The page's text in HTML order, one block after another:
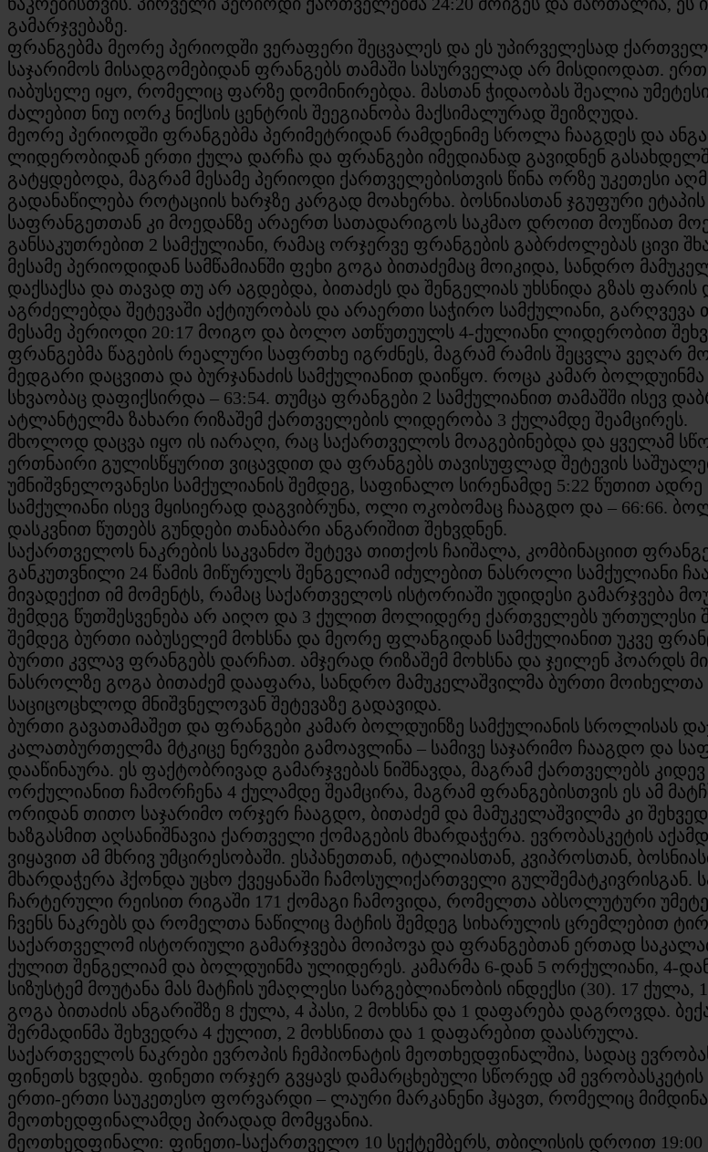
გამარჯვებაზე.
ფრანგებმა მეორე პერიოდში ვერაფერი შეცვალეს და ეს უპირველესად
საჯარიმოს მისადგომებიდან ფრანგებს თამაში სასურველად არ მისდიოდათ.
იაბუსელე იყო, რომელიც ფარზე დომინირებდა. მასთან ჭიდაობას შეალია
ძალებით ნიუ იორკ ნიქსის ცენტრის შეეგიანობა მაქსიმალურად შეიზღუდა.
მეორე პერიოდში ფრანგებმა პერიმეტრიდან რამდენიმე სროლა ჩააგდეს და
ლიდერობიდან ერთი ქულა დარჩა და ფრანგები იმედიანად გავიდნენ
გატყდებოდა, მაგრამ მესამე პერიოდი ქართველებისთვის წინა ორზე უკეთესი
გადანაწილება როტაციის ხარჯზე კარგად მოახერხა. ბოსნიასთან ჯგუფური
საფრანგეთთან კი მოედანზე არაერთ სათადარიგოს საკმაო დროით მოუწიათ
განსაკუთრებით 2 სამქულიანი, რამაც ორჯერვე ფრანგების გაბრძოლებას ცივი
მესამე პერიოდიდან სამწამიანში ფეხი გოგა ბითაძემაც მოიკიდა, სანდრო
დაქსაქსა და თავად თუ არ აგდებდა, ბითაძეს და შენგელიას უხსნიდა გზას
აგრძელებდა შეტევაში აქტიურობას და არაერთი საჭირო სამქულიანი,
მესამე პერიოდი 20:17 მოიგო და ბოლო ათწუთეულს 4-ქულიანი ლიდერობით
ფრანგებმა წაგების რეალური საფრთხე იგრძნეს, მაგრამ რამის შეცვლა ვეღარ
მედგარი დაცვითა და ბურჯანაძის სამქულიანით დაიწყო. როცა კამარ
სხვაობაც დაფიქსირდა – 63:54. თუმცა ფრანგები 2 სამქულიანით თამაშში ისევ
ატლანტელმა ზახარი რიზაშემ ქართველების ლიდერობა 3 ქულამდე შეამცირეს.
მხოლოდ დაცვა იყო ის იარაღი, რაც საქართველოს მოაგებინებდა და ყველამ
ერთნაირი გულისწყურით ვიცავდით და ფრანგებს თავისუფლად შეტევის
უმნიშვნელოვანესი სამქულიანის შემდეგ, საფინალო სირენამდე 5:22 წუთით
სამქულიანი ისევ მყისიერად დაგვიბრუნა, ოლი ოკობომაც ჩააგდო და – 66:66.
დასკვნით წუთებს გუნდები თანაბარი ანგარიშით შეხვდნენ.
საქართველოს ნაკრების საკვანძო შეტევა თითქოს ჩაიშალა, კომბინაციით
განკუთვნილი 24 წამის მიწურულს შენგელიამ იძულებით ნასროლი სამქულიანი
მივადექით იმ მომენტს, რამაც საქართველოს ისტორიაში უდიდესი გამარჯვება
შემდეგ წუთშესვენება არ აიღო და 3 ქულით მოლიდერე ქართველებს ურთულესი
შემდეგ ბურთი იაბუსელემ მოხსნა და მეორე ფლანგიდან სამქულიანით უკვე
ბურთი კვლავ ფრანგებს დარჩათ. ამჯერად რიზაშემ მოხსნა და ჯეილენ ჰოარდს
ნასროლზე გოგა ბითაძემ დააფარა, სანდრო მამუკელაშვილმა ბურთი
საციცოცხლოდ მნიშვნელოვან შეტევაზე გადავიდა.
ბურთი გავათამაშეთ და ფრანგები კამარ ბოლდუინზე სამქულიანის სროლისას
კალათბურთელმა მტკიცე ნერვები გამოავლინა – სამივე საჯარიმო ჩააგდო და
დააწინაურა. ეს ფაქტობრივად გამარჯვებას ნიშნავდა, მაგრამ ქართველებს
ორქულიანით ჩამორჩენა 4 ქულამდე შეამცირა, მაგრამ ფრანგებისთვის ეს ამ
ორიდან თითო საჯარიმო ორჯერ ჩააგდო, ბითაძემ და მამუკელაშვილმა კი
ხაზგასმით აღსანიშნავია ქართველი ქომაგების მხარდაჭერა. ევრობასკეტის
ვიყავით ამ მხრივ უმცირესობაში. ესპანეთთან, იტალიასთან, კვიპროსთან,
მხარდაჭერა ჰქონდა უცხო ქვეყანაში ჩამოსულიქართველი
ჩარტერული რეისით რიგაში 171 ქომაგი ჩამოვიდა, რომელთა აბსოლუტური
ჩვენს ნაკრებს და რომელთა ნაწილიც მატჩის შემდეგ სიხარულის ცრემლებით
საქართველომ ისტორიული გამარჯვება მოიპოვა და ფრანგებთან ერთად
ქულით შენგელიამ და ბოლდუინმა ულიდერეს. კამარმა 6-დან 5 ორქულიანი, 4-
სიზუსტემ მოუტანა მას მატჩის უმაღლესი სარგებლიანობის ინდექსი (30). 17
გოგა ბითაძის ანგარიშზე 8 ქულა, 4 პასი, 2 მოხსნა და 1 დაფარება დაგროვდა.
შერმადინმა შეხვედრა 4 ქულით, 2 მოხსნითა და 1 დაფარებით დაასრულა.
საქართველოს ნაკრები ევროპის ჩემპიონატის მეოთხედფინალშია, სადაც
ფინეთს ხვდება. ფინეთი ორჯერ გვყავს დამარცხებული სწორედ ამ
ერთი-ერთი საუკეთესო ფორვარდი – ლაური მარკანენი ჰყავთ, რომელიც
მეოთხედფინალამდე პირადად მომყვანია.
მეოთხედფინალი: ფინეთი-საქართველო 10 სექტემბერს, თბილისის დროით 19:00